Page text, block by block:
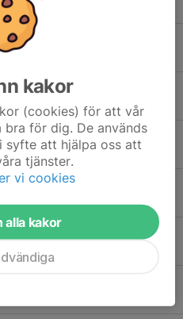
kakor
(cookies) för att vår
för dig. De används
syfte att hjälpa oss att
tjänster.
vi cookies
alla kakor